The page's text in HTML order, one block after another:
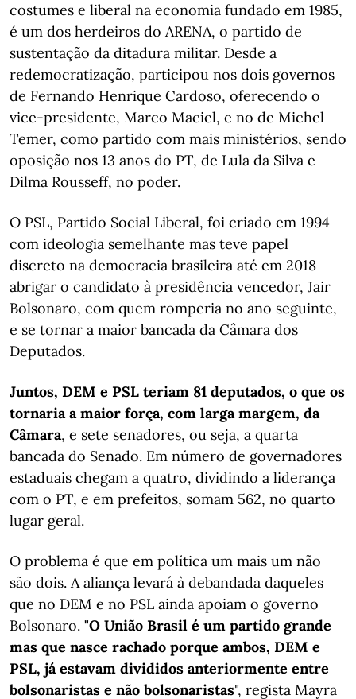
costumes e liberal na economia fundado em 1985,
é um dos herdeiros do ARENA, o partido de
sustentação da ditadura militar. Desde a
redemocratização, participou nos dois governos
de Fernando Henrique Cardoso, oferecendo o
vice-presidente, Marco Maciel, e no de Michel
Temer, como partido com mais ministérios, sendo
oposição nos 13 anos do PT, de Lula da Silva e
Dilma Rousseff, no poder.
O PSL, Partido Social Liberal, foi criado em 1994
com ideologia semelhante mas teve papel
discreto na democracia brasileira até em 2018
abrigar o candidato à presidência vencedor, Jair
Bolsonaro, com quem romperia no ano seguinte,
e se tornar a maior bancada da Câmara dos
Deputados.
Juntos, DEM e PSL teriam 81 deputados, o que os
tornaria a maior força, com larga margem, da
Câmara, e sete senadores, ou seja, a quarta
bancada do Senado. Em número de governadores
estaduais chegam a quatro, dividindo a liderança
com o PT, e em prefeitos, somam 562, no quarto
lugar geral.
O problema é que em política um mais um não
são dois. A aliança levará à debandada daqueles
que no DEM e no PSL ainda apoiam o governo
Bolsonaro. "O União Brasil é um partido grande
mas que nasce rachado porque ambos, DEM e
PSL, já estavam divididos anteriormente entre
bolsonaristas e não bolsonaristas", regista Mayra